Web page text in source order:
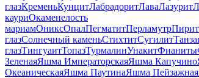
глазКременьКунцитЛабрадоритЛаваЛазурит
кауриОкаменелость
мариамОниксОпалПегматитПерламутрПирит
глазСолнечный каменьСтихтитСугилит
глазТингуаитТопазТурмалинУнакитФианиты
ЗеленаяЯшма ИмператорскаяЯшма Капучино
ОкеаническаяЯшма ПаутинаЯшма Пейзажная